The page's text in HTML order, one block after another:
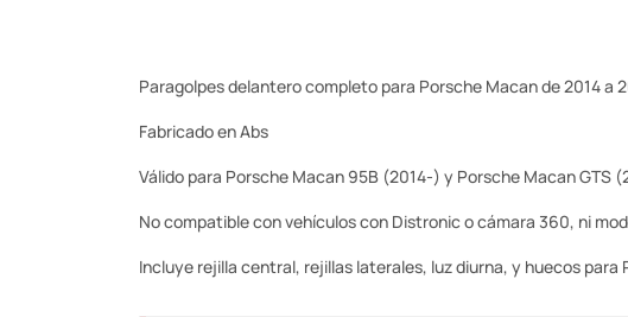
Paragolpes delantero completo para Porsche Macan de 2014 a
Fabricado en Abs
Válido para Porsche Macan 95B (2014-) y Porsche Macan GTS
No compatible con vehículos con Distronic o cámara 360, ni
Incluye rejilla central, rejillas laterales, luz diurna, y huecos para